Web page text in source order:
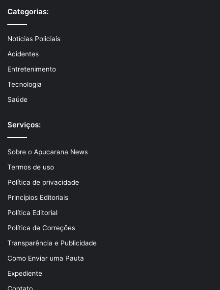
Categorias:
Notícias Policiais
Acidentes
Entretenimento
Tecnologia
Saúde
Serviços:
Sobre o Apucarana News
Termos de uso
Política de privacidade
Princípios Editoriais
Política Editorial
Política de Correções
Transparência e Publicidade
Como Enviar uma Pauta
Expediente
Contato